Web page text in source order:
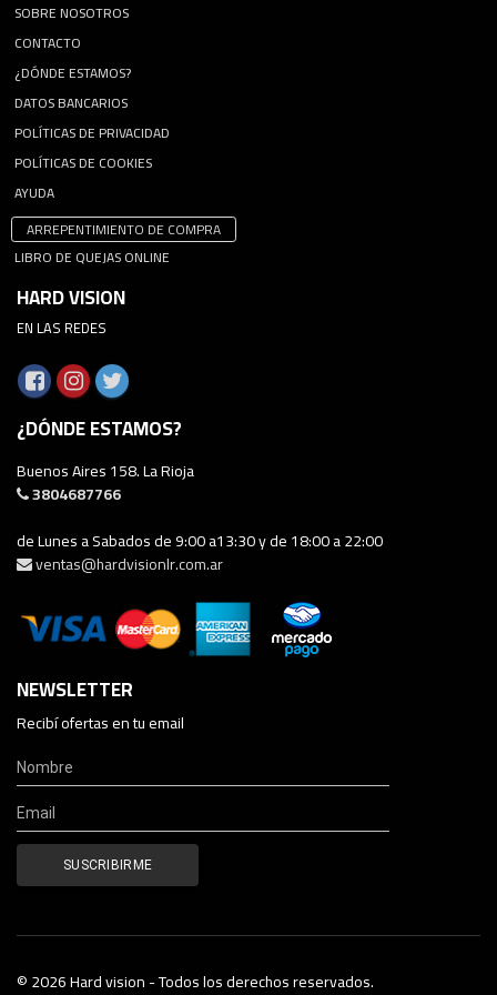
SOBRE NOSOTROS
CONTACTO
¿DÓNDE ESTAMOS?
DATOS BANCARIOS
POLÍTICAS DE PRIVACIDAD
POLÍTICAS DE COOKIES
AYUDA
ARREPENTIMIENTO DE COMPRA
LIBRO DE QUEJAS ONLINE
HARD VISION
EN LAS REDES
¿DÓNDE ESTAMOS?
Buenos Aires 158. La Rioja
3804687766
de Lunes a Sabados de 9:00 a13:30 y de 18:00 a 22:00
ventas@hardvisionlr.com.ar
NEWSLETTER
Recibí ofertas en tu email
© 2026 Hard vision - Todos los derechos reservados.